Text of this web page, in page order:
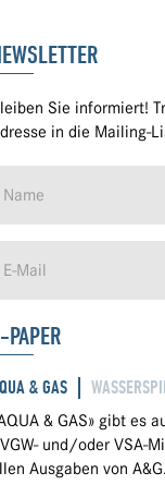
Sie informiert!
in die Mailing-
PAPER
& GAS
& GAS» gibt es
und/oder VSA-
Ausgaben von A&G.